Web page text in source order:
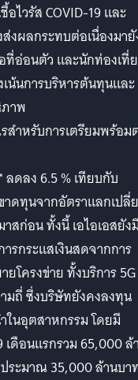
ไวรัส COVID-19 และ
งผลกระทบต่อเนื่องมา
อ่อนตัว และนักท่องเที่
น้นการบริหารต้นทุนและ
าพ
สำหรับการเตรียมพร้อ
ลดลง 6.5 % เทียบกับ
ดทุนจากอัตราแลกเปลี่
สก่อน ทั้งนี้ เอไอเอสยัง
รกระแสเงินสดจากการ
โครงข่าย ทั้งบริการ 5G
มถี่ ซึ่งบริษัทยังคงลงทุน
ในอุตสาหกรรม โดยมี
เดือนแรกรวม 65,000 ล้
ระมาณ 35,000 ล้านบา